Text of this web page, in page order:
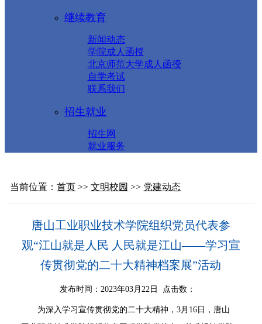
继续教育
新闻动态
学院成人函授
北京师范大学成人函授
自学考试
联系我们
招生就业
招生网
就业服务
当前位置：首页 >>文明校园 >> 党建动态
唐山工业职业技术学院组织党员代表参
观“江山就是人民 人民就是江山——学习宣
传贯彻党的二十大精神档案展”活动
发布时间：2023年03月22日 点击数：
为深入学习宣传贯彻党的二十大精神，3月16日，唐山